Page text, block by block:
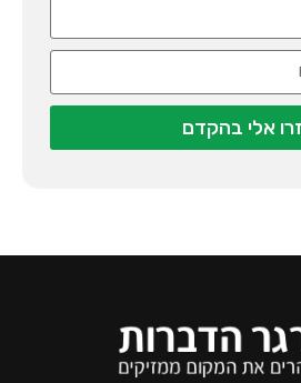
אלי בהקדם